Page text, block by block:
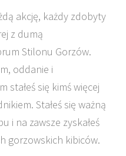
akcję, każdy zdobyty
z dumą
Stilonu Gorzów.
oddanie i
stałeś się kimś więcej
Stałeś się ważną
i na zawsze zyskałeś
gorzowskich kibiców.